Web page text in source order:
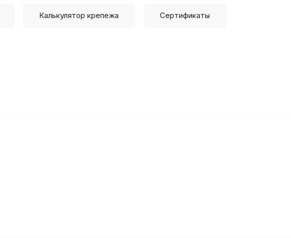
Калькулятор крепежа Сертификаты